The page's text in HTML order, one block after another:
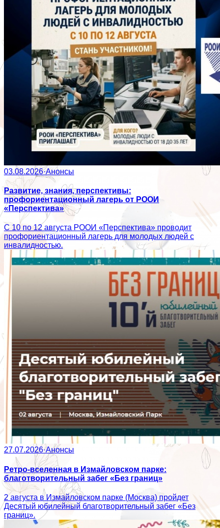
03.08.2026·Анонсы
Развитие, знания, перспективы:
профориентационный лагерь от РООИ
«Перспектива»
С 10 по 12 августа РООИ «Перспектива» проводит
профориентационный лагерь для молодых людей с
инвалидностью.
27.07.2026·Анонсы
Ретро-вселенная в Измайловском парке:
благотворительный забег «Без границ»
2 августа в Измайловском парке (Москва) пройдет
Десятый юбилейный благотворительный забег «Без
границ».